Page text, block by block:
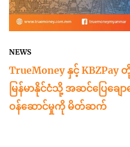
NEWS
TrueMoney နှင့် KBZPay
မြန်မာနိုင်ငံသို့ အဆင်ပြေခ
ဝန်ဆောင်မှုကို မိတ်ဆက်